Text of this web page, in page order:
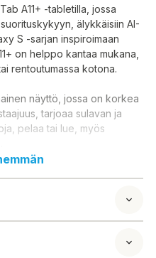
A11+ -tabletilla, jossa
älykkäisiin AI-
S -sarjan inspiroimaan
on helppo kantaa mukana,
rentoutumassa kotona.
näyttö, jossa on korkea
tarjoaa sulavan ja
pelaa tai lue, myös
sovelluksilla.
kuten Geminillä ja Circle to
saada apua monimutkaisiin